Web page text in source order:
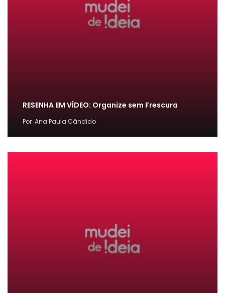
RESENHA EM VÍDEO: Organize sem Frescura
Por Ana Paula Cândido